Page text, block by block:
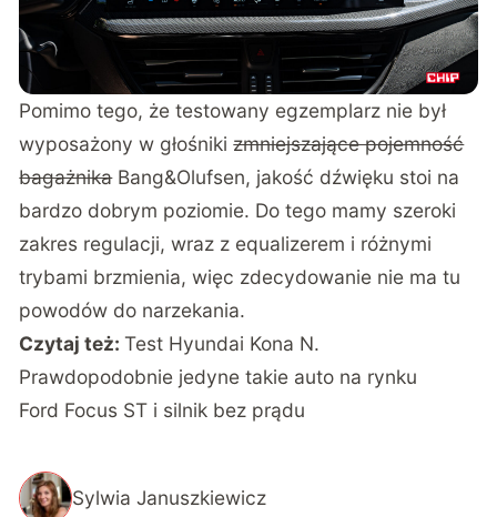
Pomimo tego, że testowany egzemplarz nie był
wyposażony w głośnikizmniejszające pojemność
bagażnikaBang&Olufsen, jakość dźwięku stoi na
bardzo dobrym poziomie. Do tego mamy szeroki
zakres regulacji, wraz z equalizerem i różnymi
trybami brzmienia, więc zdecydowanie nie ma tu
powodów do narzekania.
Czytaj też:Test Hyundai Kona N.
Prawdopodobnie jedyne takie auto na rynku
Ford Focus ST i silnik bez prądu
Sylwia Januszkiewicz